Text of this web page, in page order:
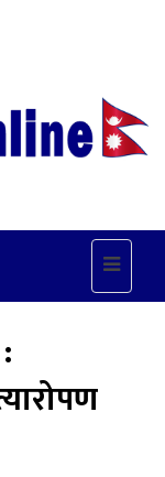
Toggle